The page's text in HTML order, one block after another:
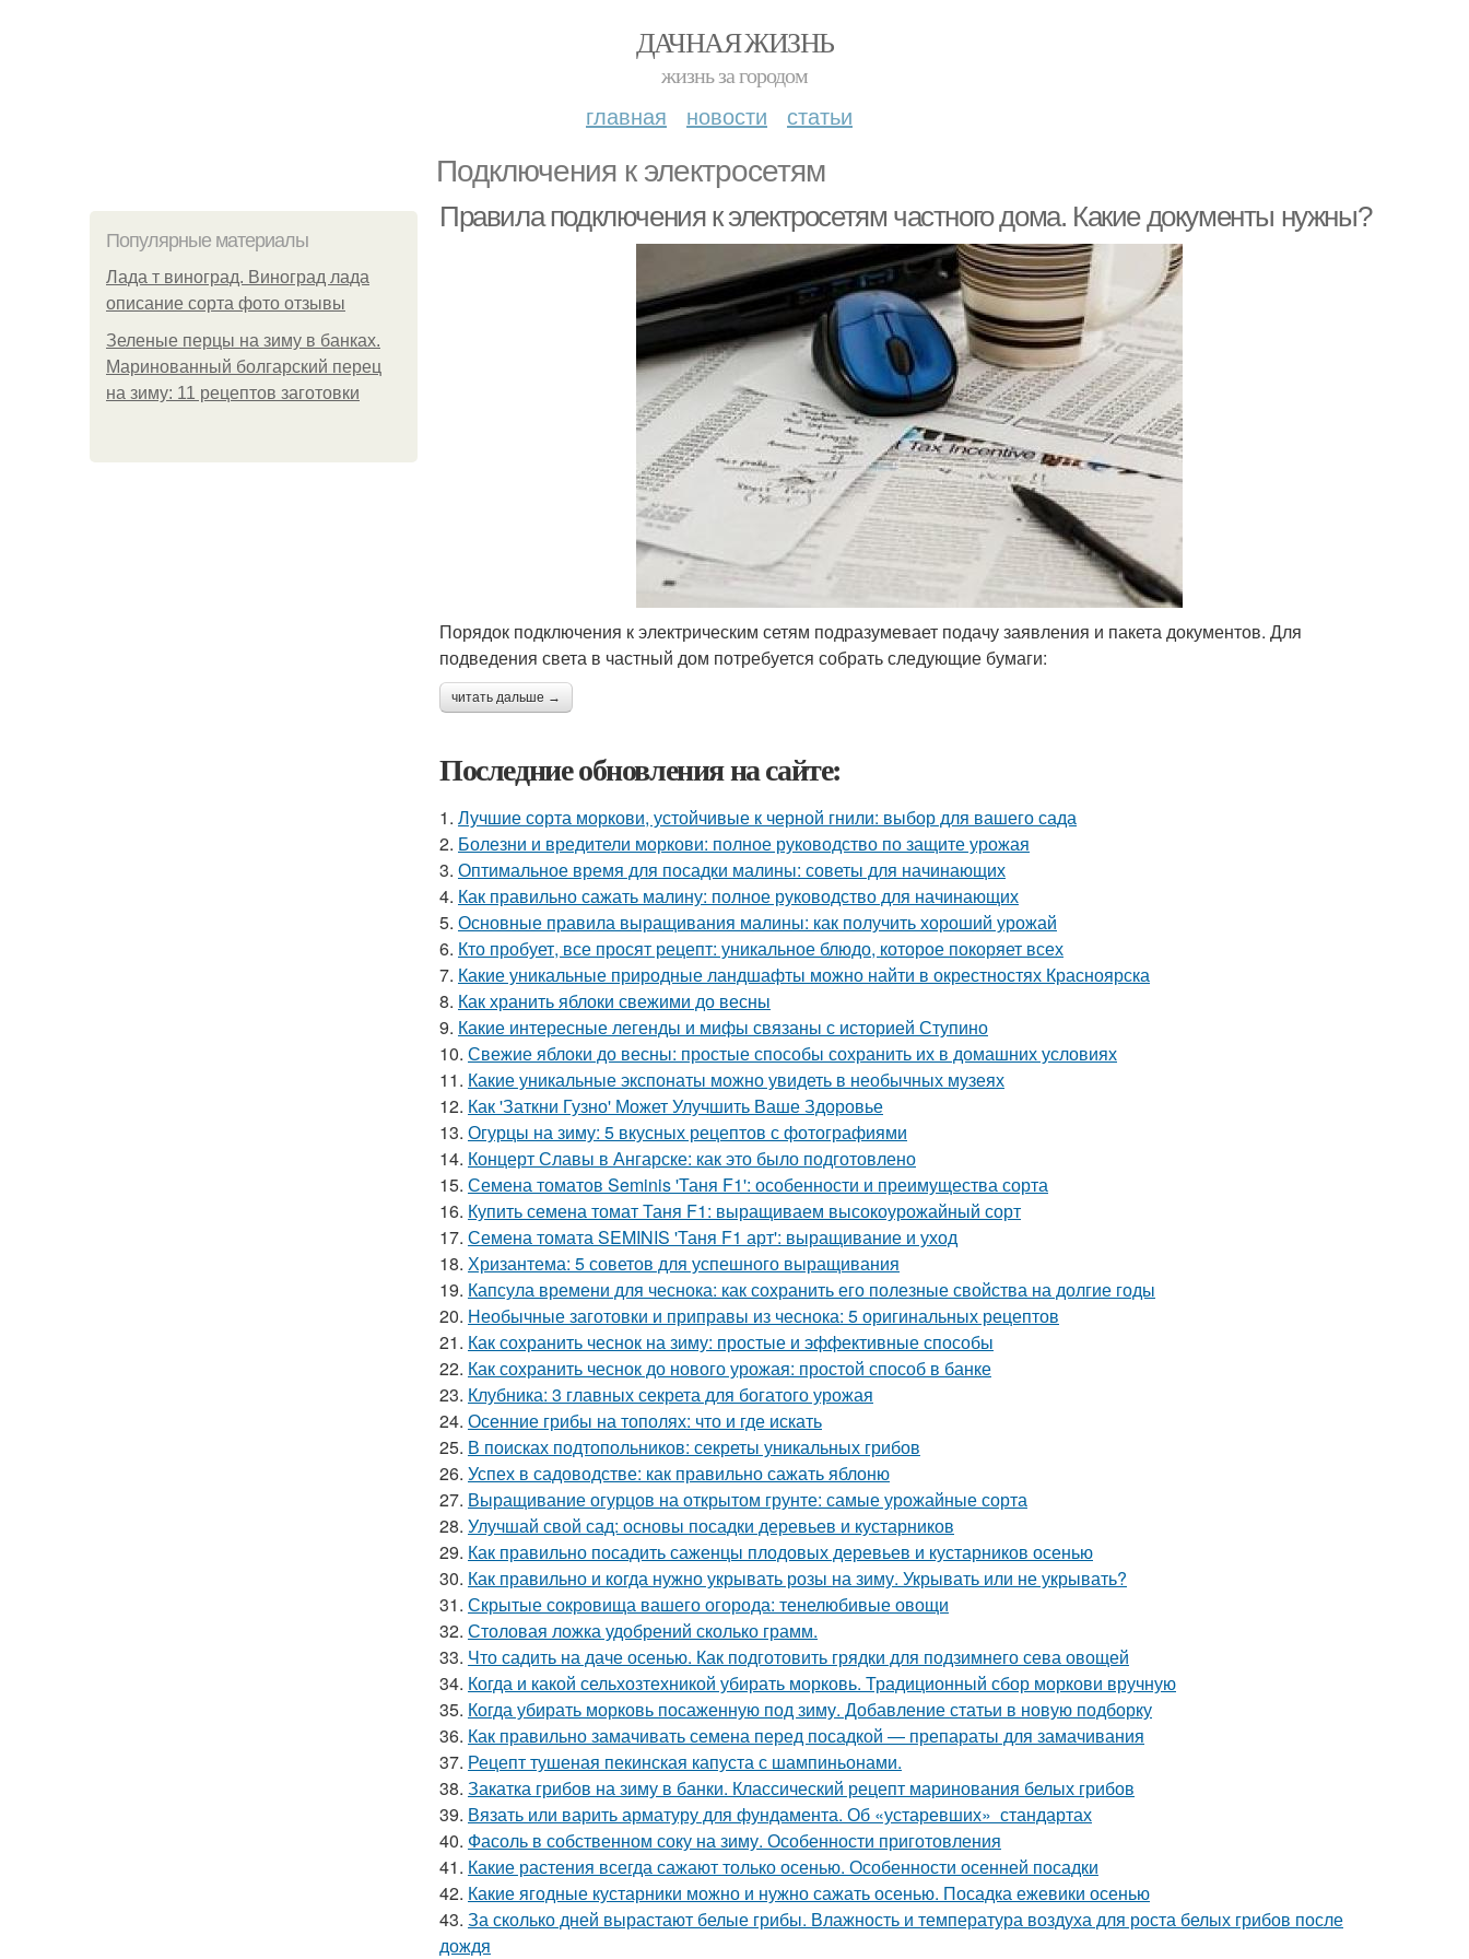
ДАЧНАЯ ЖИЗНЬ
жизнь за городом
главная новости статьи
Подключения к электросетям
Популярные материалы
Лада т виноград. Виноград лада
описание сорта фото отзывы
Зеленые перцы на зиму в банках.
Маринованный болгарский перец
на зиму: 11 рецептов заготовки
Правила подключения к электросетям частного дома. Какие документы нужны?
Порядок подключения к электрическим сетям подразумевает подачу заявления и пакета документов. Для
подведения света в частный дом потребуется собрать следующие бумаги:
читать дальше →
Последние обновления на сайте:
1. Лучшие сорта моркови, устойчивые к черной гнили: выбор для вашего сада
2. Болезни и вредители моркови: полное руководство по защите урожая
3. Оптимальное время для посадки малины: советы для начинающих
4. Как правильно сажать малину: полное руководство для начинающих
5. Основные правила выращивания малины: как получить хороший урожай
6. Кто пробует, все просят рецепт: уникальное блюдо, которое покоряет всех
7. Какие уникальные природные ландшафты можно найти в окрестностях Красноярска
8. Как хранить яблоки свежими до весны
9. Какие интересные легенды и мифы связаны с историей Ступино
10. Свежие яблоки до весны: простые способы сохранить их в домашних условиях
11. Какие уникальные экспонаты можно увидеть в необычных музеях
12. Как 'Заткни Гузно' Может Улучшить Ваше Здоровье
13. Огурцы на зиму: 5 вкусных рецептов с фотографиями
14. Концерт Славы в Ангарске: как это было подготовлено
15. Семена томатов Seminis 'Таня F1': особенности и преимущества сорта
16. Купить семена томат Таня F1: выращиваем высокоурожайный сорт
17. Семена томата SEMINIS 'Таня F1 арт': выращивание и уход
18. Хризантема: 5 советов для успешного выращивания
19. Капсула времени для чеснока: как сохранить его полезные свойства на долгие годы
20. Необычные заготовки и приправы из чеснока: 5 оригинальных рецептов
21. Как сохранить чеснок на зиму: простые и эффективные способы
22. Как сохранить чеснок до нового урожая: простой способ в банке
23. Клубника: 3 главных секрета для богатого урожая
24. Осенние грибы на тополях: что и где искать
25. В поисках подтопольников: секреты уникальных грибов
26. Успех в садоводстве: как правильно сажать яблоню
27. Выращивание огурцов на открытом грунте: самые урожайные сорта
28. Улучшай свой сад: основы посадки деревьев и кустарников
29. Как правильно посадить саженцы плодовых деревьев и кустарников осенью
30. Как правильно и когда нужно укрывать розы на зиму. Укрывать или не укрывать?
31. Скрытые сокровища вашего огорода: тенелюбивые овощи
32. Столовая ложка удобрений сколько грамм.
33. Что садить на даче осенью. Как подготовить грядки для подзимнего сева овощей
34. Когда и какой сельхозтехникой убирать морковь. Традиционный сбор моркови вручную
35. Когда убирать морковь посаженную под зиму. Добавление статьи в новую подборку
36. Как правильно замачивать семена перед посадкой — препараты для замачивания
37. Рецепт тушеная пекинская капуста с шампиньонами.
38. Закатка грибов на зиму в банки. Классический рецепт маринования белых грибов
39. Вязать или варить арматуру для фундамента. Об «устаревших» стандартах
40. Фасоль в собственном соку на зиму. Особенности приготовления
41. Какие растения всегда сажают только осенью. Особенности осенней посадки
42. Какие ягодные кустарники можно и нужно сажать осенью. Посадка ежевики осенью
43. За сколько дней вырастают белые грибы. Влажность и температура воздуха для роста белых грибов после
дождя